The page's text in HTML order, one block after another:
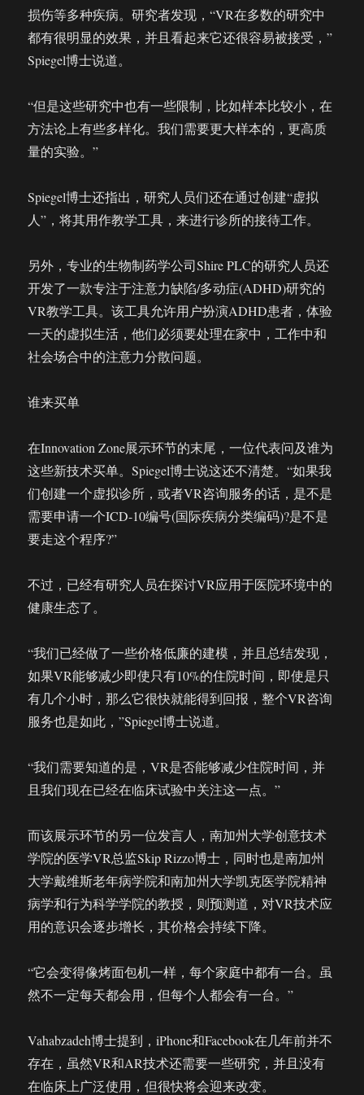
损伤等多种疾病。研究者发现，“VR在多数的研究中
都有很明显的效果，并且看起来它还很容易被接受，”
Spiegel博士说道。
“但是这些研究中也有一些限制，比如样本比较小，在
方法论上有些多样化。我们需要更大样本的，更高质
量的实验。”
Spiegel博士还指出，研究人员们还在通过创建“虚拟
人”，将其用作教学工具，来进行诊所的接待工作。
另外，专业的生物制药学公司Shire PLC的研究人员还
开发了一款专注于注意力缺陷/多动症(ADHD)研究的
VR教学工具。该工具允许用户扮演ADHD患者，体验
一天的虚拟生活，他们必须要处理在家中，工作中和
社会场合中的注意力分散问题。
谁来买单
在Innovation Zone展示环节的末尾，一位代表问及谁为
这些新技术买单。Spiegel博士说这还不清楚。“如果我
们创建一个虚拟诊所，或者VR咨询服务的话，是不是
需要申请一个ICD-10编号(国际疾病分类编码)?是不是
要走这个程序?”
不过，已经有研究人员在探讨VR应用于医院环境中的
健康生态了。
“我们已经做了一些价格低廉的建模，并且总结发现，
如果VR能够减少即使只有10%的住院时间，即使是只
有几个小时，那么它很快就能得到回报，整个VR咨询
服务也是如此，”Spiegel博士说道。
“我们需要知道的是，VR是否能够减少住院时间，并
且我们现在已经在临床试验中关注这一点。”
而该展示环节的另一位发言人，南加州大学创意技术
学院的医学VR总监Skip Rizzo博士，同时也是南加州
大学戴维斯老年病学院和南加州大学凯克医学院精神
病学和行为科学学院的教授，则预测道，对VR技术应
用的意识会逐步增长，其价格会持续下降。
“它会变得像烤面包机一样，每个家庭中都有一台。虽
然不一定每天都会用，但每个人都会有一台。”
Vahabzadeh博士提到，iPhone和Facebook在几年前并不
存在，虽然VR和AR技术还需要一些研究，并且没有
在临床上广泛使用，但很快将会迎来改变。